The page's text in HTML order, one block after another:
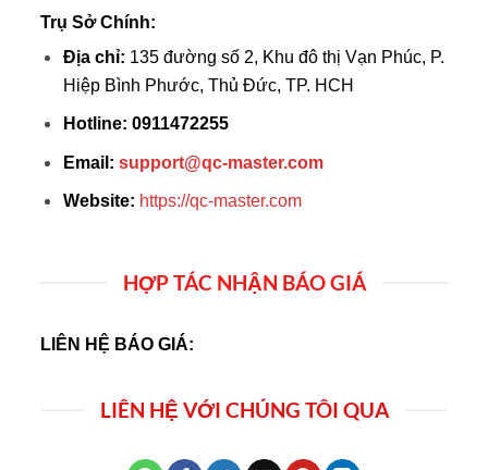
Trụ Sở Chính:
Địa chỉ: 135 đường số 2, Khu đô thị Vạn Phúc, P.
Hiệp Bình Phước, Thủ Đức, TP. HCH
Hotline: 0911472255
Email: support@qc-master.com
Website: https://qc-master.com
HỢP TÁC NHẬN BÁO GIÁ
LIÊN HỆ BÁO GIÁ:
LIÊN HỆ VỚI CHÚNG TÔI QUA